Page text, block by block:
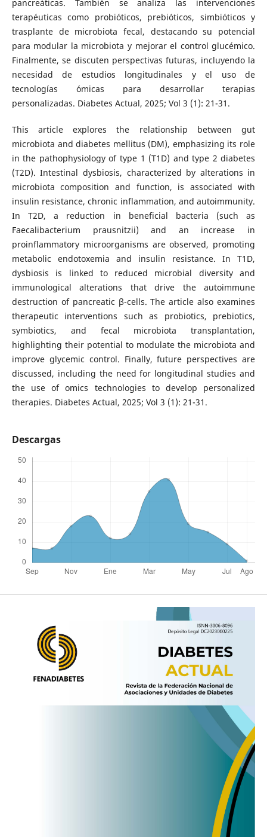
pancreáticas. También se analiza las intervenciones
terapéuticas como probióticos, prebióticos, simbióticos y
trasplante de microbiota fecal, destacando su potencial
para modular la microbiota y mejorar el control glucémico.
Finalmente, se discuten perspectivas futuras, incluyendo la
necesidad de estudios longitudinales y el uso de
tecnologías ómicas para desarrollar terapias
personalizadas. Diabetes Actual, 2025; Vol 3 (1): 21-31.
This article explores the relationship between gut
microbiota and diabetes mellitus (DM), emphasizing its role
in the pathophysiology of type 1 (T1D) and type 2 diabetes
(T2D). Intestinal dysbiosis, characterized by alterations in
microbiota composition and function, is associated with
insulin resistance, chronic inflammation, and autoimmunity.
In T2D, a reduction in beneficial bacteria (such as
Faecalibacterium prausnitzii) and an increase in
proinflammatory microorganisms are observed, promoting
metabolic endotoxemia and insulin resistance. In T1D,
dysbiosis is linked to reduced microbial diversity and
immunological alterations that drive the autoimmune
destruction of pancreatic β-cells. The article also examines
therapeutic interventions such as probiotics, prebiotics,
symbiotics, and fecal microbiota transplantation,
highlighting their potential to modulate the microbiota and
improve glycemic control. Finally, future perspectives are
discussed, including the need for longitudinal studies and
the use of omics technologies to develop personalized
therapies. Diabetes Actual, 2025; Vol 3 (1): 21-31.
Descargas